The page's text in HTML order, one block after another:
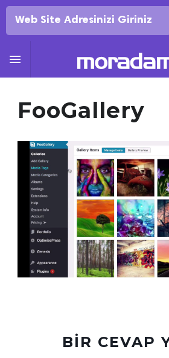

FooGallery
BIR CEVAP